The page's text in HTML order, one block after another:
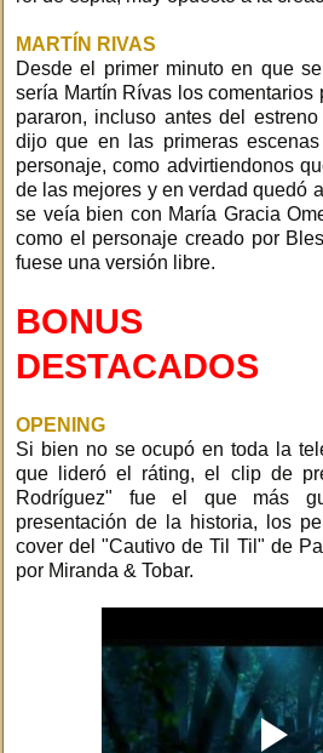
MARTÍN RIVAS
Desde el primer minuto en que
sería Martín Rívas los comentarios
pararon, incluso antes del
dijo que en las primeras
personaje, como advirtiendonos
de las mejores y en verdad quedó
se veía bien con María Gracia
como el personaje creado por
fuese una versión libre.
BONUS
DESTACADOS
OPENING
Si bien no se ocupó en toda la
que lideró el ráting, el clip de
Rodríguez" fue el que más
presentación de la historia, los
cover del "Cautivo de Til Til" de
por Miranda & Tobar.